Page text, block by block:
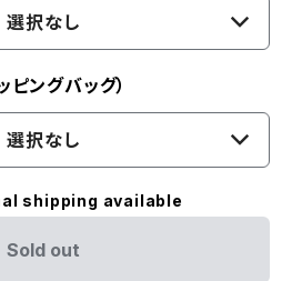
選択なし
ピングバッグ）
選択なし
shipping available
Sold out